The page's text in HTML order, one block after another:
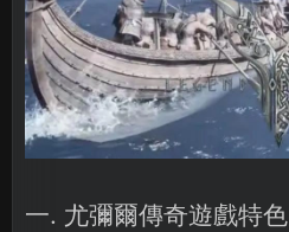
一. 尤彌爾傳奇遊戲特色